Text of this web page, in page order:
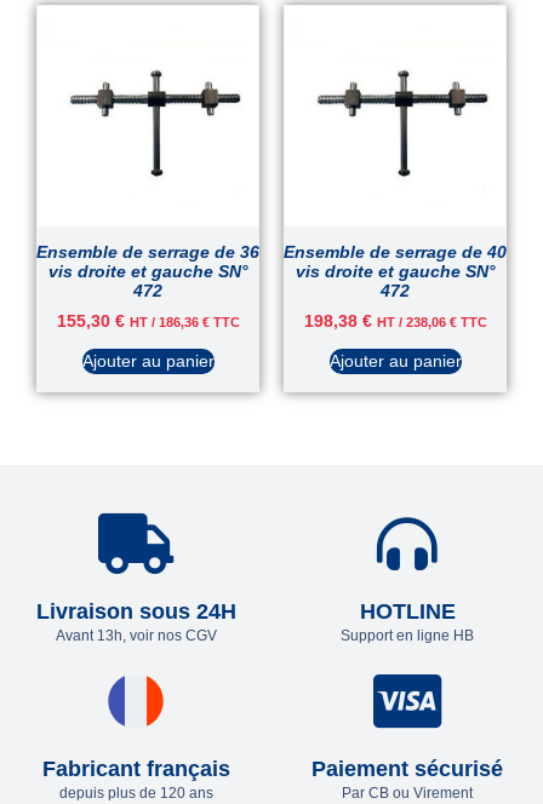
Ensemble de serrage de 36
vis droite et gauche SN°
472
155,30 € HT / 186,36 €TTC
Ajouter au panier
Ensemble de serrage de 40
vis droite et gauche SN°
472
198,38 € HT / 238,06 €TTC
Ajouter au panier
Livraison sous 24H
Avant 13h, voir nos CGV
HOTLINE
Support en ligne HB
Fabricant français
depuis plus de 120 ans
Paiement sécurisé
Par CB ou Virement